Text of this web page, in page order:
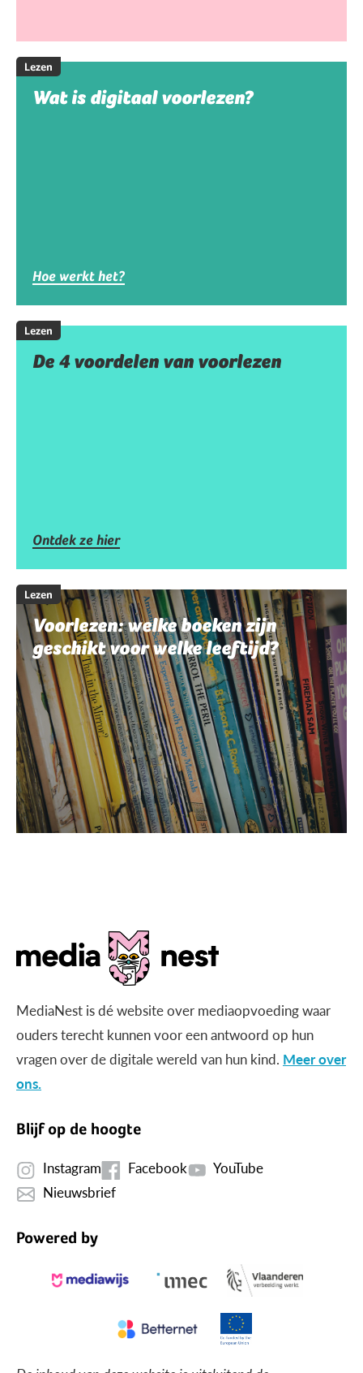
Lezen
Wat is digitaal voorlezen?
Hoe werkt het?
Lezen
De 4 voordelen van voorlezen
Ontdek ze hier
Lezen
Voorlezen: welke boeken zijn
geschikt voor welke leeftijd?
MediaNest is dé website over mediaopvoeding waar
ouders terecht kunnen voor een antwoord op hun
vragen over de digitale wereld van hun kind. Meer over
ons.
Blijf op de hoogte
Instagram Facebook
YouTube
Nieuwsbrief
Powered by